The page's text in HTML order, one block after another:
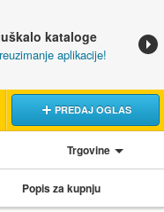
kataloge
aplikacije!
PREDAJ OGLAS
Trgovine
Popis za kupnju